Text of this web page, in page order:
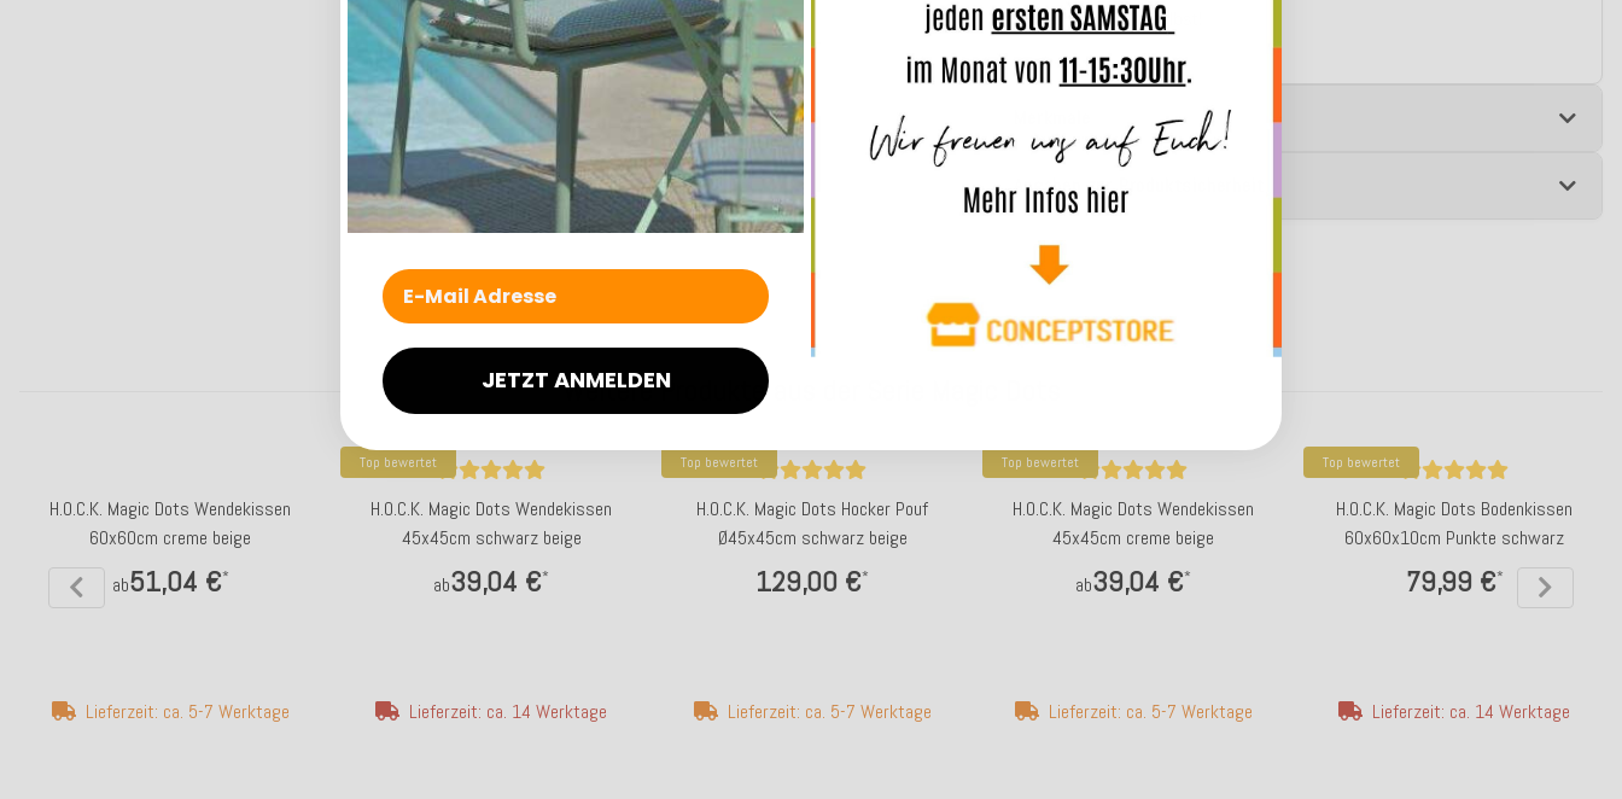
entscheiden Sie selbst!
Angaben zur Produktsicherheit
Weitere Produkte aus der Serie Magic Dots
H.O.C.K. Magic Dots Wendekissen
60x60cm creme beige
ab51,04 €*
Lieferzeit: ca. 5-7 Werktage
Top bewertet
H.O.C.K. Magic Dots Wendekissen
45x45cm schwarz beige
ab39,04 €*
Lieferzeit: ca. 14 Werktage
Top bewertet
H.O.C.K. Magic Dots Hocker Pouf
Ø45x45cm schwarz beige
129,00 €*
Lieferzeit: ca. 5-7 Werktage
Top bewertet
H.O.C.K. Magic Dots Wendekissen
45x45cm creme beige
ab39,04 €*
Lieferzeit: ca. 5-7 Werktage
Top bewertet
H.O.C.K. Magic Dots Bodenkissen
60x60x10cm Punkte schwarz
79,99 €*
Lieferzeit: ca. 14 Werktage
JETZT ANMELDEN